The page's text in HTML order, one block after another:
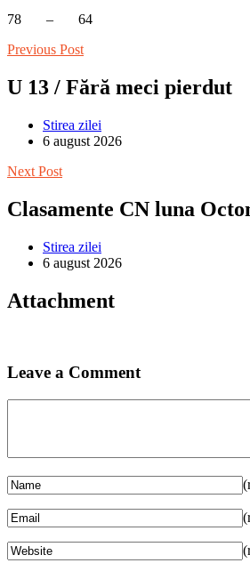
78 – 64
Previous Post
U 13 / Fără meci pierdut
Stirea zilei
6 august 2026
Next Post
Clasamente CN luna
Stirea zilei
6 august 2026
Attachment
Leave a Comment